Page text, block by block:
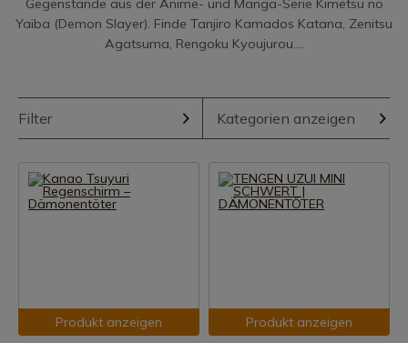
Gegenstände aus der Anime- und Manga-Serie Kimetsu no
Yaiba (Demon Slayer). Finde Tanjiro Kamados Katana, Zenitsu
Agatsuma, Rengoku Kyoujurou....
Filter Kategorien anzeigen
Produkt anzeigen Produkt anzeigen